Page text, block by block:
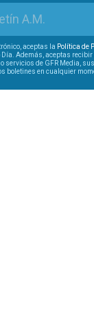
A.M.
aceptas la Política de
Día. Además, aceptas
servicios de GFR Media,
boletines en cualquier